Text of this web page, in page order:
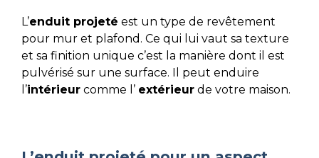
L’enduit projeté est un type de revêtement
pour mur et plafond. Ce qui lui vaut sa texture
et sa finition unique c’est la manière dont il est
pulvérisé sur une surface. Il peut enduire
l’intérieurcomme l’ extérieurde votre maison.